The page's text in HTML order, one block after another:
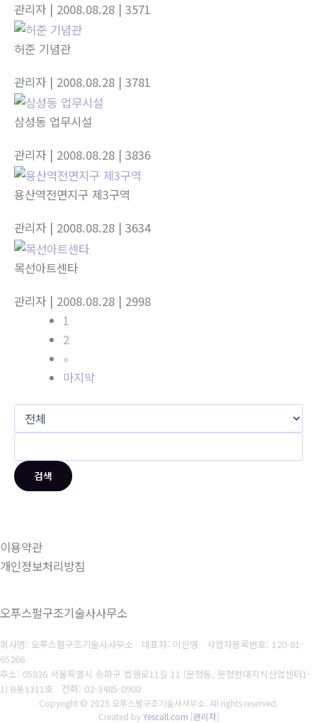
관리자 | 2008.08.28 | 3571
허준 기념관
관리자 | 2008.08.28 | 3781
삼성동 업무시설
관리자 | 2008.08.28 | 3836
용산역전면지구 제3구역
관리자 | 2008.08.28 | 3634
목선아트센타
관리자 | 2008.08.28 | 2998
1
2
»
마지막
검색
이용약관
개인정보처리방침
오푸스펄구조기술사사무소
회사명: 오푸스펄구조기술사사무소 대표자: 이인영 사업자등록번호: 120-81-
65266
주소: 05836 서울특별시 송파구 법원로11길 11 (문정동, 문정현대지식산업센터1-
1) B동1311호 전화: 02-3485-0900
Copyright © 2025 오푸스펄구조기술사사무소. All rights reserved.
Created byYescall.com [관리자]